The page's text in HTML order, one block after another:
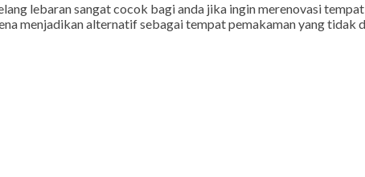
lebaran sangat cocok bagi anda jika ingin merenovasi
menjadikan alternatif sebagai tempat pemakaman yang